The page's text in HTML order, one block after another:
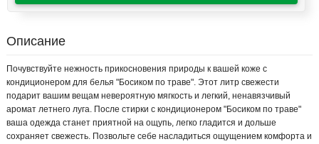
Описание
Почувствуйте нежность прикосновения природы к вашей коже с
кондиционером для белья "Босиком по траве". Этот литр свежести
подарит вашим вещам невероятную мягкость и легкий, ненавязчивый
аромат летнего луга. После стирки с кондиционером "Босиком по траве"
ваша одежда станет приятной на ощупь, легко гладится и дольше
сохраняет свежесть. Позвольте себе насладиться ощущением комфорта и